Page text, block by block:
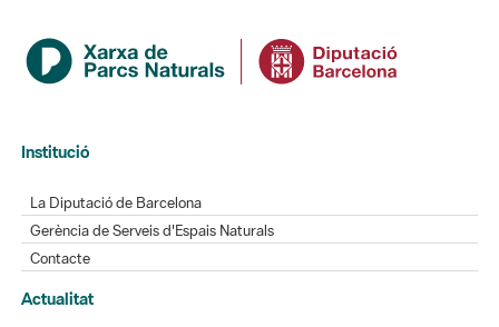
Institució
Gerència de Serveis d'Espais Naturals
Actualitat
L'Informatiu dels Parcs
Gaudim als Parcs